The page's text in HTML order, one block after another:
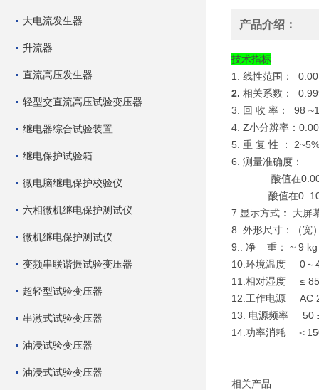
大电流发生器
升流器
直流高压发生器
轻型交直流高压试验变压器
继电器综合试验装置
继电保护试验箱
微电脑继电保护校验仪
六相微机继电保护测试仪
微机继电保护测试仪
变频串联谐振试验变压器
超轻型试验变压器
串激式试验变压器
油浸试验变压器
油浸式试验变压器
产品介绍：
技术指标
1. 线性范围：
2. 相关系数：
3. 回 收 率： 98
4. Z小分辨率：
5 重 复 性 ： 2~5%
6. 测量准确度：
酸值在
酸值在0.
7. 显示方式： 大屏
8. 外形尺寸：（宽
9.
. 净 重： ~ 9 kg
10.环境温度 0～
11.相对湿度 ≤
12.工作电源 AC
13. 电源频率 50
14.功率消耗
＜
相关产品